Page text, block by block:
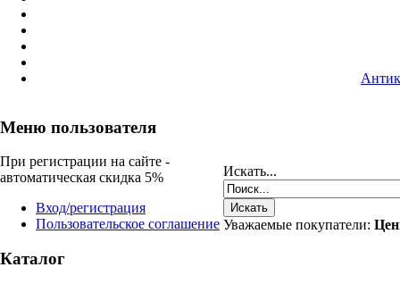
Меню пользователя
При регистрации на сайте -
автоматическая скидка 5%
Вход/регистрация
Пользовательское соглашение
Каталог
Искать...
Уважаемые покупатели: